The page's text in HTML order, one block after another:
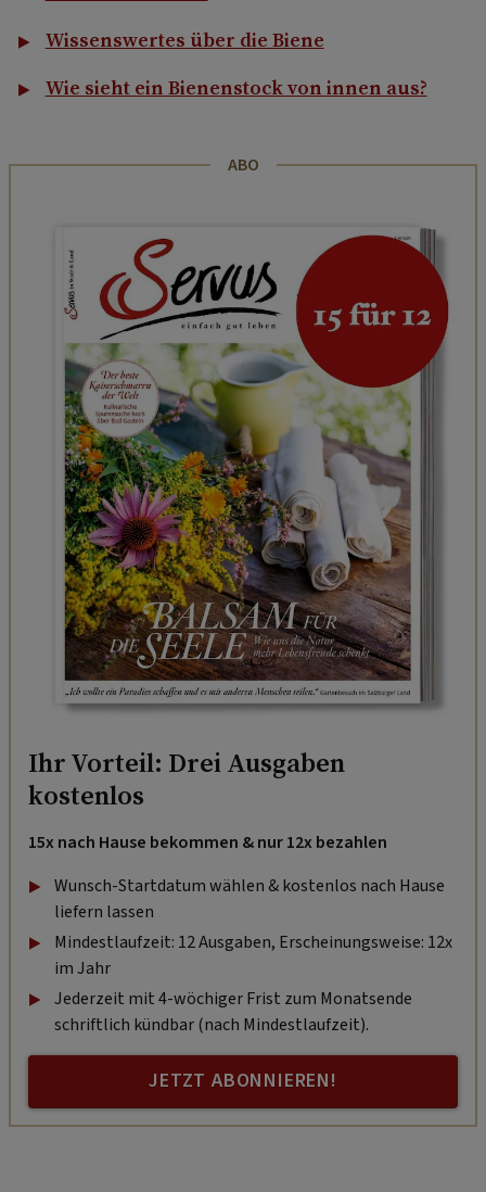
Wissenswertes über die Biene
Wie sieht ein Bienenstock von innen aus?
ABO
Ihr Vorteil: Drei Ausgaben
kostenlos
15x nach Hause bekommen & nur 12x bezahlen
Wunsch-Startdatum wählen & kostenlos nach Hause
liefern lassen
Mindestlaufzeit: 12 Ausgaben, Erscheinungsweise: 12x
im Jahr
Jederzeit mit 4-wöchiger Frist zum Monatsende
schriftlich kündbar (nach Mindestlaufzeit).
JETZT ABONNIEREN!